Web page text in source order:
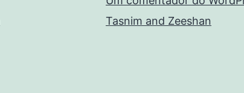
Tasnim and Zeeshan